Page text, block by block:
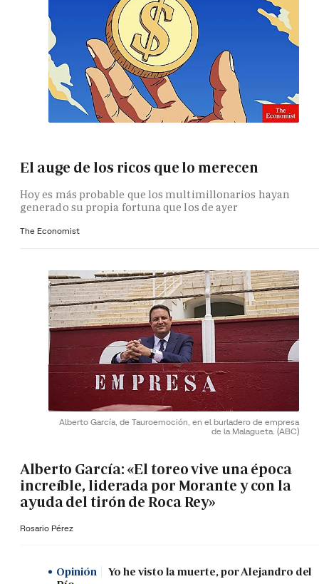
El auge de los ricos que lo merecen
Hoy es más probable que los multimillonarios hayan
generado su propia fortuna que los de ayer
The Economist
Alberto García, de Tauroemoción, en el burladero de empresa
de la Malagueta. (ABC)
Alberto García: «El toreo vive una época
increíble, liderada por Morante y con la
ayuda del tirón de Roca Rey»
Rosario Pérez
Opinión
Yo he visto la muerte, por Alejandro del